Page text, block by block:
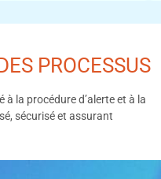
PROCESSUS
à la procédure d’alerte et à la
sécurisé et assurant